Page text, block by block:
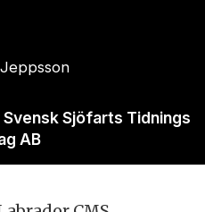
Sjöfarts Tidnings
AB